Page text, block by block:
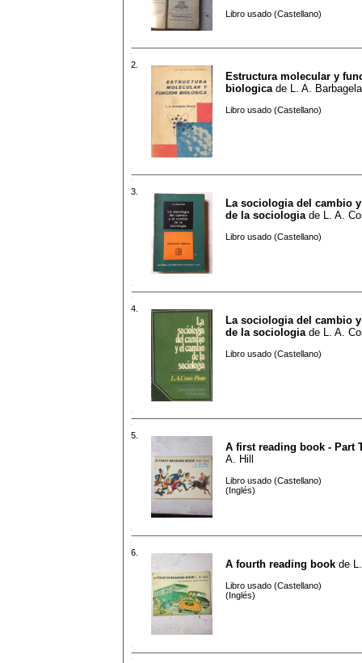
Libro usado (Castellano)
2.
Estructura molecular y
biologica de L. A.
Libro usado (Castellano)
3.
La sociologia del cambio
de la sociologia de L. A.
Libro usado (Castellano)
4.
La sociologia del cambio
de la sociologia de L. A.
Libro usado (Castellano)
5.
A first reading book - Part
A. Hill
Libro usado (Castellano)
(Inglés)
6.
A fourth reading book de
Libro usado (Castellano)
(Inglés)